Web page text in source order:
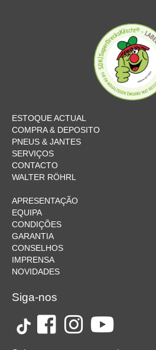
ESTOQUE ACTUAL
COMPRA & DEPOSITO
PNEUS & JANTES
SERVIÇOS
CONTACTO
WALTER RÖHRL
APRESENTAÇÃO
EQUIPA
CONDIÇÕES
GARANTIA
CONSELHOS
IMPRENSA
NOVIDADES
Siga-nos